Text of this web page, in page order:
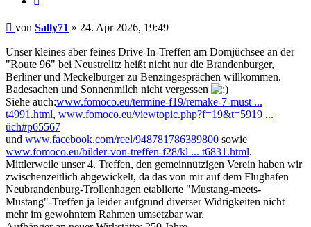
Beitrag
von Sally71 » 24. Apr 2026, 19:49
Unser kleines aber feines Drive-In-Treffen am Domjüchsee an der
"Route 96" bei Neustrelitz heißt nicht nur die Brandenburger,
Berliner und Meckelburger zu Benzingesprächen willkommen.
Badesachen und Sonnenmilch nicht vergessen
Siehe auch:www.fomoco.eu/termine-f19/remake-7-must ...
t4991.html, www.fomoco.eu/viewtopic.php?f=19&t=5919 ...
üch#p65567
und www.facebook.com/reel/948781786389800 sowie
www.fomoco.eu/bilder-von-treffen-f28/kl ... t6831.html.
Mittlerweile unser 4. Treffen, den gemeinnützigen Verein haben wir
zwischenzeitlich abgewickelt, da das von mir auf dem Flughafen
Neubrandenburg-Trollenhagen etablierte "Mustang-meets-
Mustang"-Treffen ja leider aufgrund diverser Widrigkeiten nicht
mehr im gewohntem Rahmen umsetzbar war.